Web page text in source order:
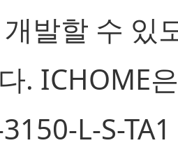
발할 수 있
. ICHOME
L-S-